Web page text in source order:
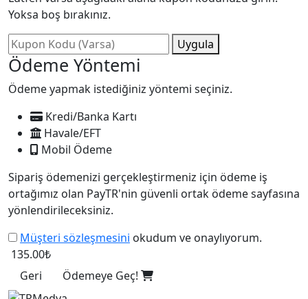
Yoksa boş bırakınız.
Uygula
Ödeme Yöntemi
Ödeme yapmak istediğiniz yöntemi seçiniz.
Kredi/Banka Kartı
Havale/EFT
Mobil Ödeme
Sipariş ödemenizi gerçekleştirmeniz için ödeme iş
ortağımız olan PayTR'nin güvenli ortak ödeme sayfasına
yönlendirileceksiniz.
Müşteri sözleşmesini okudum ve onaylıyorum.
135.00₺
Geri
Ödemeye Geç!